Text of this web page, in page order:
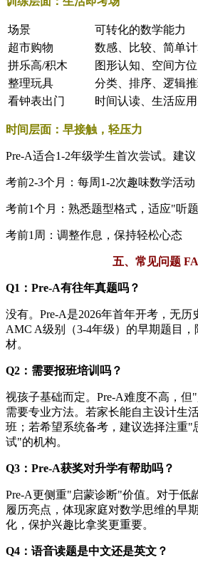
场景
可转化的数学能力
超市购物
数感、比较、简单
拼乐高/积木
图形认知、空间方位
整理玩具
分类、排序、逻辑
看钟表出门
时间认读、生活应用
时间层面：早接触，轻压力
Pre-A适合1-2年级学生首次尝试。建议
考前2-3个月：每周1-2次趣味数学活
考前1个月：熟悉题型格式，适应"听
考前1周：调整作息，保持轻松心态
五、常见问题
Q1：Pre-A有往年真题吗？
没有。Pre-A是2026年首年开考，无历
AMC A级别（3-4年级）的早期题目
材。
Q2：需要报班培训吗？
视孩子基础而定。Pre-A难度不高，
需要专业方法。若家长能自主设计生
班；若希望系统备考，建议选择注重"
试"的机构。
Q3：Pre-A获奖对升学有帮助吗？
Pre-A更侧重"启蒙诊断"价值。对于低
履历亮点，体现家庭对数学思维的早
化，保护兴趣比拿奖更重要。
Q4：语音读题是中文还是英文？